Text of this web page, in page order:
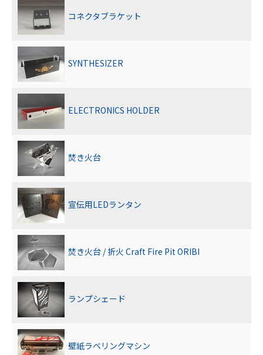
コネクタブラケット
SYNTHESIZER
ELECTRONICS HOLDER
焚き火台
宣伝用LEDランタン
焚き火台 / 折火 Craft Fire Pit ORIBI
ランプシェード
壁紙ラベリングマシン